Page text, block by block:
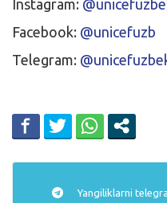
Instagram:
Facebook: @unicefuzb
Telegram:
Yangiliklarni